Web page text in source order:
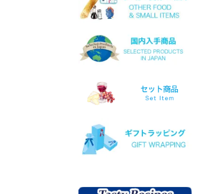
ヴィラナ
マスカットオブスピナ
ガイドゥリア
アイダニ
モスコフィレロ
ゲヴェルツトラミネール
ミュスカ・ブラン・ア・プ
ティ・グラン